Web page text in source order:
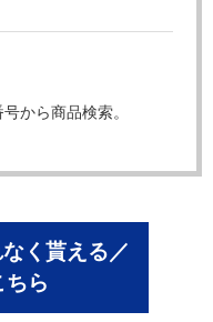
から商品検索。
く貰える／
ちら